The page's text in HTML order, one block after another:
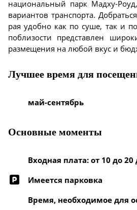
национальный парк Мадху-
вариантов транспорта.
рая удобно как по суше, так и
поблизости представлен
размещения на любой вкус и
Лучшее время для
май-сентябрь
Основные моменты
Входная плата: от 10 до
Имеется парковка
Время, необходимое для